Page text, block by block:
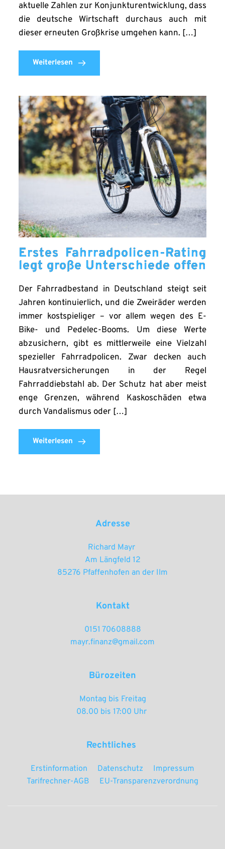
aktuelle Zahlen zur Konjunkturentwicklung, dass
die deutsche Wirtschaft durchaus auch mit
dieser erneuten Großkrise umgehen kann. […]
Weiterlesen
Erstes Fahrradpolicen-Rating
legt große Unterschiede offen
Der Fahrradbestand in Deutschland steigt seit
Jahren kontinuierlich, und die Zweiräder werden
immer kostspieliger – vor allem wegen des E-
Bike- und Pedelec-Booms. Um diese Werte
abzusichern, gibt es mittlerweile eine Vielzahl
spezieller Fahrradpolicen. Zwar decken auch
Hausratversicherungen in der Regel
Fahrraddiebstahl ab. Der Schutz hat aber meist
enge Grenzen, während Kaskoschäden etwa
durch Vandalismus oder […]
Weiterlesen
Adresse
Richard Mayr
Am Längfeld 12
85276 Pfaffenhofen an der Ilm
Kontakt
0151 70608888
mayr.finanz@gmail.com
Bürozeiten
Montag bis Freitag
08.00 bis 17:00 Uhr
Rechtliches
Erstinformation Datenschutz
Impressum
Tarifrechner-AGB
EU-Transparenzverordnung